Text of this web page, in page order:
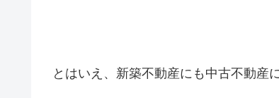
とはいえ、新築不動産にも中古不動産